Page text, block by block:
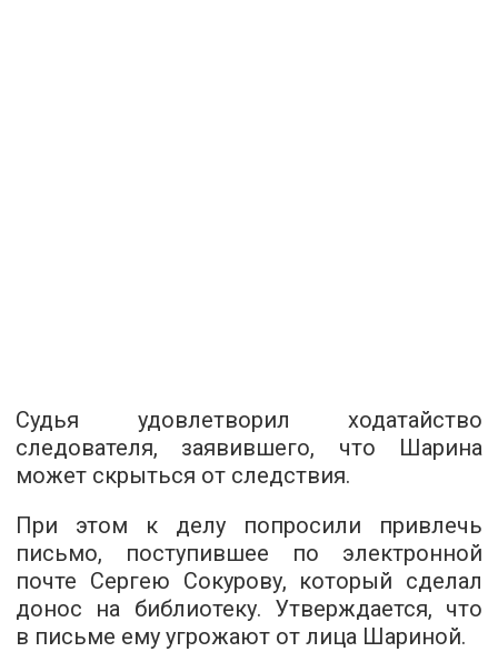
Судья удовлетворил ходатайство
следователя, заявившего, что Шарина
может скрыться от следствия.
При этом к делу попросили привлечь
письмо, поступившее по электронной
почте Сергею Сокурову, который сделал
донос на библиотеку. Утверждается, что
в письме ему угрожают от лица Шариной.